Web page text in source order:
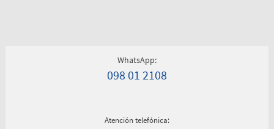
WhatsApp:
098 01 2108
Atención telefónica: